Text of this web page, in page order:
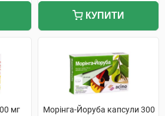
КУПИТИ
мг
Морінга-Йоруба капсули 300